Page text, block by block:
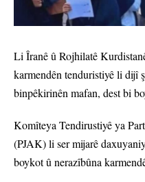
Li Îranê û Rojhilatê
karmendên tenduristiyê li dijî
binpêkirinên mafan, dest bi
Komîteya Tendirustiyê ya
(PJAK) li ser mijarê
boykot û nerazîbûna